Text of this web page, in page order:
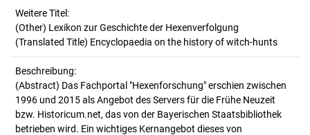
Weitere Titel:
(Other) Lexikon zur Geschichte der Hexenverfolgung
(Translated Title) Encyclopaedia on the history of witch-hunts
Beschreibung:
(Abstract) Das Fachportal "Hexenforschung" erschien zwischen
1996 und 2015 als Angebot des Servers für die Frühe Neuzeit
bzw. Historicum.net, das von der Bayerischen Staatsbibliothek
betrieben wird. Ein wichtiges Kernangebot dieses von